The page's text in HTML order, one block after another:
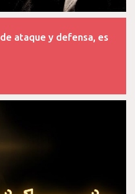
ataque y defensa, es